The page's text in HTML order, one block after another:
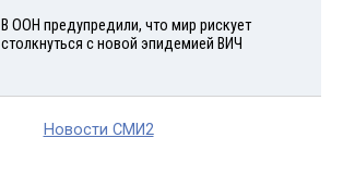
В ООН предупредили, что мир рискует
столкнуться с новой эпидемией ВИЧ
Новости СМИ2